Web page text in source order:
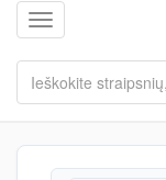
Toggle navigation